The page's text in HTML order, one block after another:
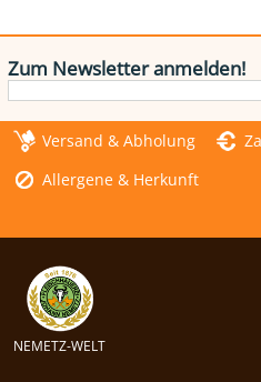
Zum Newsletter anmelden!
Versand & Abholung
Allergene & Herkunft
NEMETZ-WELT